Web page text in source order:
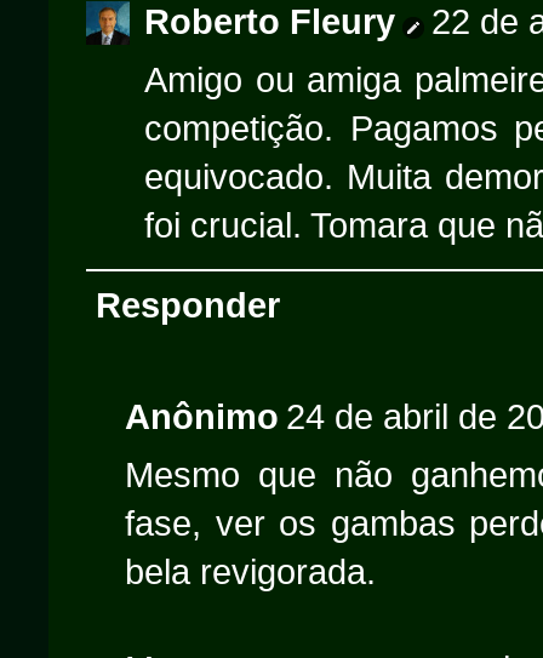
Roberto Fleury
22 de
Amigo ou amiga
competição. Pagamos
equivocado. Muita
foi crucial. Tomara que
Responder
Anônimo 24 de abril de
Mesmo que não
fase, ver os gambas
bela revigorada.